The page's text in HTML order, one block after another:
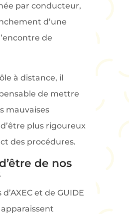
par conducteur,
d’une
de
à distance, il
de mettre
mauvaises
plus rigoureux
des procédures.
de nos
et de GUIDE
apparaissent